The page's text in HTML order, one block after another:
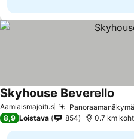
Aamiaismajoitus
Skyhouse Beverello
8,9 Loistava 854 0.7 km